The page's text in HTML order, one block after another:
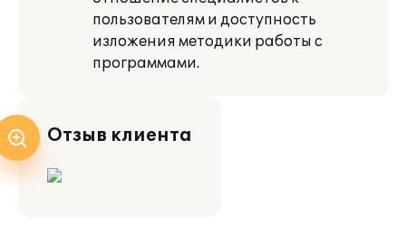
пользователям и доступность
изложения методики работы с
программами.
Отзыв клиента